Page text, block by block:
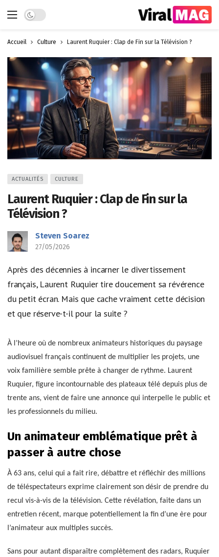
Dark mode
Accueil Culture Laurent Ruquier : Clap de Fin sur la Télévision ?
ACTUALITÉS CULTURE
Laurent Ruquier : Clap de Fin sur la
Télévision ?
Steven Soarez
27/05/2026
Après des décennies à incarner le divertissement
français, Laurent Ruquier tire doucement sa révérence
du petit écran. Mais que cache vraiment cette décision
et que réserve-t-il pour la suite ?
À l’heure où de nombreux animateurs historiques du paysage
audiovisuel français continuent de multiplier les projets, une
voix familière semble prête à changer de rythme. Laurent
Ruquier, figure incontournable des plateaux télé depuis plus de
trente ans, vient de faire une annonce qui interpelle le public et
les professionnels du milieu.
Un animateur emblématique prêt à
passer à autre chose
À 63 ans, celui qui a fait rire, débattre et réfléchir des millions
de téléspectateurs exprime clairement son désir de prendre du
recul vis-à-vis de la télévision. Cette révélation, faite dans un
entretien récent, marque potentiellement la fin d’une ère pour
l’animateur aux multiples succès.
Sans pour autant disparaître complètement des radars, Ruquier